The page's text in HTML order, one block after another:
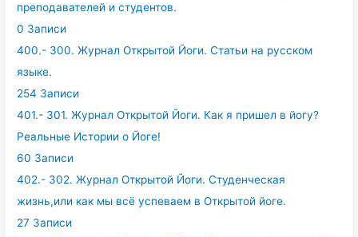
преподавателей и студентов.
0 Записи
400.- 300. Журнал Открытой Йоги. Статьи на русском
языке.
254 Записи
401.- 301. Журнал Открытой Йоги. Как я пришел в йогу?
Реальные Истории о Йоге!
60 Записи
402.- 302. Журнал Открытой Йоги. Студенческая
жизнь,или как мы всё успеваем в Открытой йоге.
27 Записи